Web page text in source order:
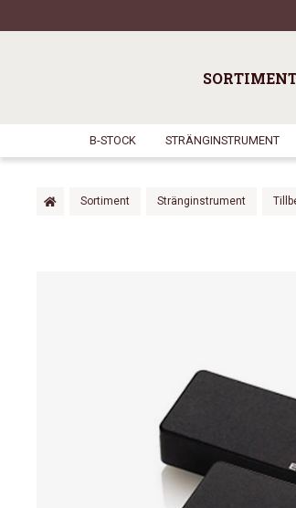
B-STOCK STRÄNGINSTRUMENT
Sortiment Stränginstrument